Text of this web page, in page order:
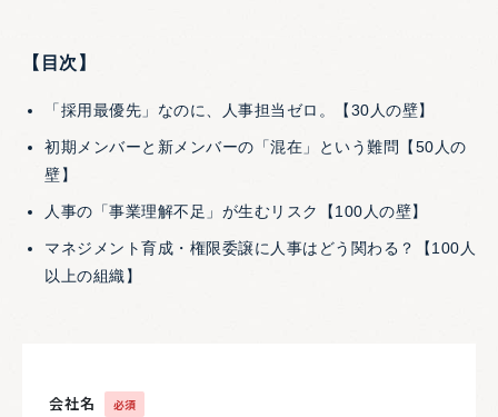
【目次】
「採用最優先」なのに、人事担当ゼロ。【30人の壁】
初期メンバーと新メンバーの「混在」という難問【50人の
壁】
人事の「事業理解不足」が生むリスク【100人の壁】
マネジメント育成・権限委譲に人事はどう関わる？【100人
以上の組織】